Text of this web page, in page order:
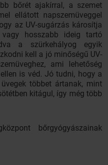
bőrét ajakírral, a szemet
ellátott napszemüveggel
az UV-sugárzás károsítja
hosszabb ideig tartó
a szürkehályog egyik
kell a jó minőségű UV-
ami lehetőség
is véd. Jó tudni, hogy a
többet ártanak, mint
kitágul, így még több
bőrgyógyászainak